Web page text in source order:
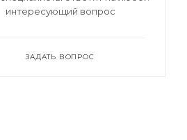
интересующий вопрос
ЗАДАТЬ ВОПРОС